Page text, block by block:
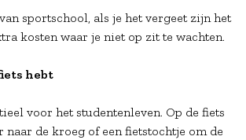
sportschool, als je het vergeet zijn het
kosten waar je niet op zit te wachten.
hebt
voor het studentenleven. Op de fiets
naar de kroeg of een fietstochtje om de